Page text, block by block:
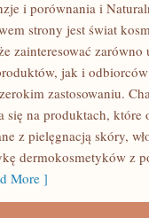
i porównania i
strony jest świat
zainteresować
jak i
zastosowaniu.
się na produktach, które
z pielęgnacją skóry,
dermokosmetyków z
More ]